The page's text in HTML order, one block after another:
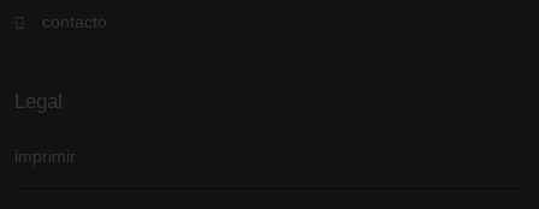
contacto
Legal
imprimir